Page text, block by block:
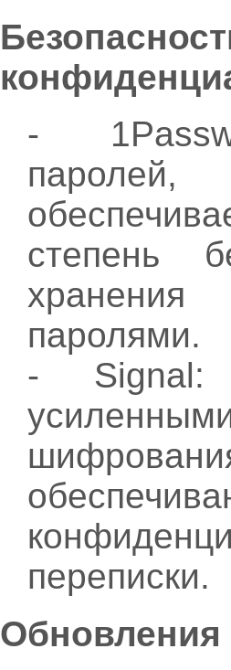
-
степень
паролями.
- Signal:
переписки.
Обновления